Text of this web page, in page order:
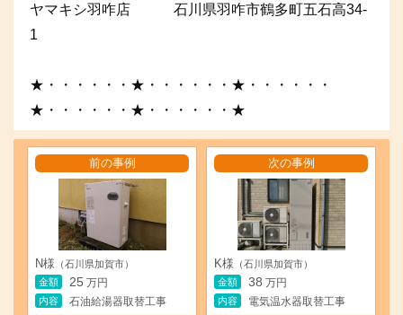
ヤマキシ羽咋店 石川県羽咋市鶴多町五石高34-
1
★・・・・・・★・・・・・・★・・・・・・
★・・・・・・★・・・・・・★
前の事例
N様 （石川県加賀市）
金額
25 万円
内容
石油給湯器取替工事
次の事例
K様 （石川県加賀市）
金額
38 万円
内容
電気温水器取替工事